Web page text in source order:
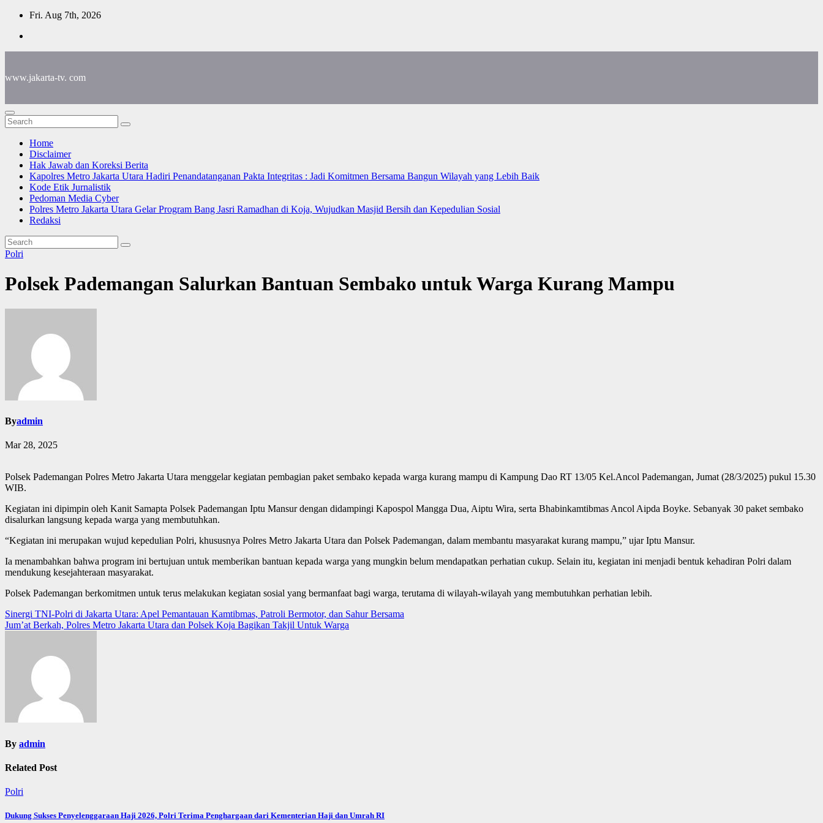
Skip
content
Fri. Aug 7th, 2026
www.jakarta-tv. com
Home
Disclaimer
Hak Jawab dan Koreksi Berita
Kapolres Metro Jakarta Utara Hadiri Penandatanganan Pakta Integritas : Jadi Komitmen Bersama Bangun Wilayah yang Lebih Baik
Kode Etik Jurnalistik
Pedoman Media Cyber
Polres Metro Jakarta Utara Gelar Program Bang Jasri Ramadhan di Koja, Wujudkan Masjid Bersih dan Kepedulian Sosial
Redaksi
Polri
Polsek Pademangan Salurkan Bantuan Sembako untuk Warga Kurang Mampu
Byadmin
Mar 28, 2025
Polsek Pademangan Polres Metro Jakarta Utara menggelar kegiatan pembagian paket sembako kepada warga kurang mampu di Kampung Dao RT 13/05 Kel.Ancol Pademangan, Jumat (28/3/2025) pukul 15.30
WIB.
Kegiatan ini dipimpin oleh Kanit Samapta Polsek Pademangan Iptu Mansur dengan didampingi Kapospol Mangga Dua, Aiptu Wira, serta Bhabinkamtibmas Ancol Aipda Boyke. Sebanyak 30 paket sembako
disalurkan langsung kepada warga yang membutuhkan.
“Kegiatan ini merupakan wujud kepedulian Polri, khususnya Polres Metro Jakarta Utara dan Polsek Pademangan, dalam membantu masyarakat kurang mampu,” ujar Iptu Mansur.
Ia menambahkan bahwa program ini bertujuan untuk memberikan bantuan kepada warga yang mungkin belum mendapatkan perhatian cukup. Selain itu, kegiatan ini menjadi bentuk kehadiran Polri dalam
mendukung kesejahteraan masyarakat.
Polsek Pademangan berkomitmen untuk terus melakukan kegiatan sosial yang bermanfaat bagi warga, terutama di wilayah-wilayah yang membutuhkan perhatian lebih.
Post
navigation
Sinergi TNI-Polri di Jakarta Utara: Apel Pemantauan Kamtibmas, Patroli Bermotor, dan Sahur Bersama
Jum’at Berkah, Polres Metro Jakarta Utara dan Polsek Koja Bagikan Takjil Untuk Warga
By admin
Related Post
Polri
Dukung Sukses Penyelenggaraan Haji 2026, Polri Terima Penghargaan dari Kementerian Haji dan Umrah RI